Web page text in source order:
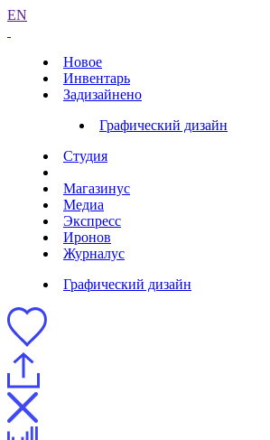
EN
Новое
Инвентарь
Задизайнено
Графический дизайн
Студия
Магазинус
Медиа
Экспресс
Иронов
Журналус
Графический дизайн